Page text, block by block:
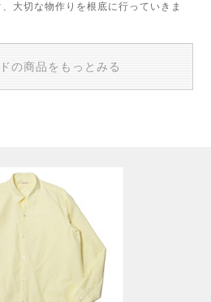
大切な物作りを根底に行っていきま
の商品をもっとみる